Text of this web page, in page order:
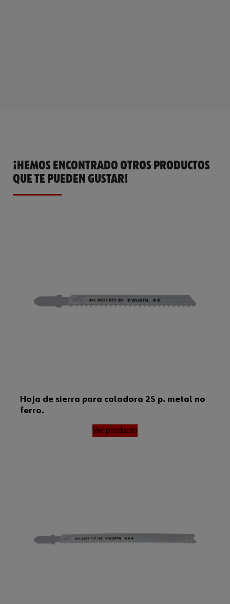
¡HEMOS ENCONTRADO OTROS PRODUCTOS
QUE TE PUEDEN GUSTAR!
Hoja de sierra para caladora 2S p. metal no
ferro.
Ver producto